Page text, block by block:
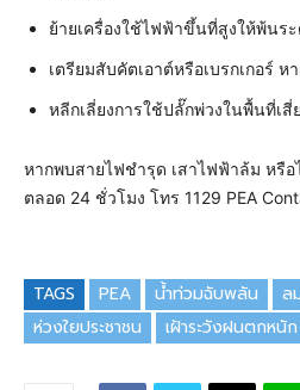
ย้ายเครื่องใช้ไฟฟ้าขึ้นที่สูงให้พ้นร
เตรียมสับคัตเอาต์หรือเบรกเกอร์ ห
หลีกเลี่ยงการใช้ปลั๊กพ่วงในพื้นที่เสี่
หากพบสายไฟชำรุด เสาไฟฟ้าล้ม หรือ
ตลอด 24 ชั่วโมง โทร 1129 PEA
TAGS PEA น้ำท่วมฉับพลัน
ล
ห่วงใยประชาชน
เฝ้าระวังฝนตกหนัก